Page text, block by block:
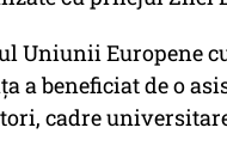
Uniunii Europene
a beneficiat de o
cadre